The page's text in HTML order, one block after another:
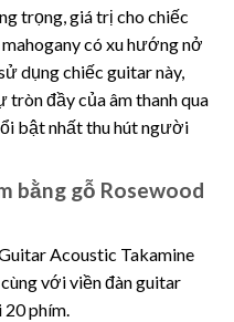
trọng, giá trị cho chiếc
có xu hướng nở
dụng chiếc guitar này,
đầy của âm thanh qua
bật nhất thu hút người
bằng gỗ Rosewood
Acoustic Takamine
với viền đàn guitar
phím.